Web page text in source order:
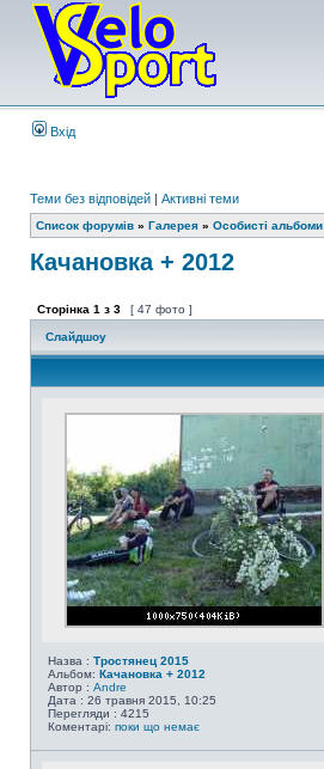
Вхід
Теми без відповідей | Активні теми
Список форумів » Галерея » Особисті альбоми
Качановка + 2012
Сторінка 1 з 3 [ 47 фото ]
Слайдшоу
Назва : Тростянец 2015
Альбом: Качановка + 2012
Автор : Andre
Дата : 26 травня 2015, 10:25
Перегляди : 4215
Коментарі: поки що немає